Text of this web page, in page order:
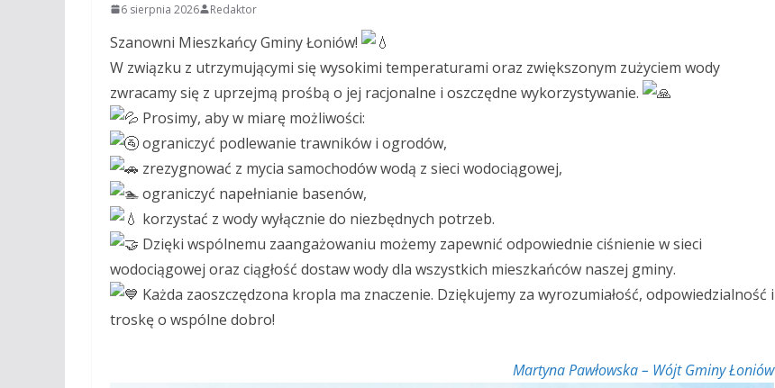
6 sierpnia 2026 Redaktor
Szanowni Mieszkańcy Gminy Łoniów!
W związku z utrzymującymi się wysokimi temperaturami oraz zwiększonym zużyciem wody
zwracamy się z uprzejmą prośbą o jej racjonalne i oszczędne wykorzystywanie.
Prosimy, aby w miarę możliwości:
ograniczyć podlewanie trawników i ogrodów,
zrezygnować z mycia samochodów wodą z sieci wodociągowej,
ograniczyć napełnianie basenów,
korzystać z wody wyłącznie do niezbędnych potrzeb.
Dzięki wspólnemu zaangażowaniu możemy zapewnić odpowiednie ciśnienie w sieci
wodociągowej oraz ciągłość dostaw wody dla wszystkich mieszkańców naszej gminy.
Każda zaoszczędzona kropla ma znaczenie. Dziękujemy za wyrozumiałość, odpowiedzialność i
troskę o wspólne dobro!
Martyna Pawłowska – Wójt Gminy Łoniów